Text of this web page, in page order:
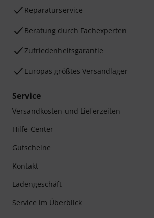
Reparaturservice
Beratung durch Fachexperten
Zufriedenheitsgarantie
Europas größtes Versandlager
Service
Versandkosten und Lieferzeiten
Hilfe-Center
Gutscheine
Kontakt
Ladengeschäft
Service im Überblick